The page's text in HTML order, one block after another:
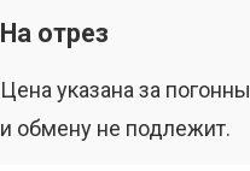
На отрез
Цена указана за
и обмену не подлежит.